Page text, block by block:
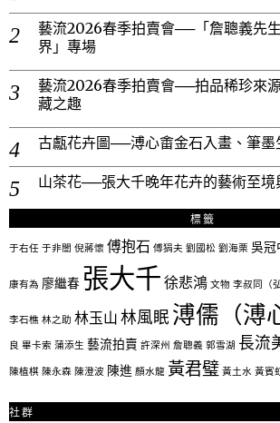
藝流2026春季拍賣會──「詹聰義先
界」專場
藝流2026春季拍賣會──拍品稀珍來
藏之趣
古甗花卉圖──溥心畬金石入畫、筆墨
山茶花──張大千晚年花卉的藝術至境
標籤
于右任于非闇 倪蔣懷 傅抱石 傅狷夫 劉國松 劉海栗 吳冠
康有為 廖繼春 張大千徐悲鴻文物 李叔同（
李石樵林之助 林玉山林風眠溥儒（溥
良 畢卡索 蒲添生 藝流拍賣 許深州 詹聰義 郭雪湖 長流
陳植棋陳永森 陳澄波 陳進 顏水龍 黃君璧黃土水 黃賓
社群